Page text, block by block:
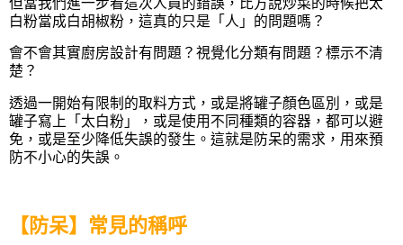
白粉當成白胡椒粉，這真的只是「人」的問題嗎？
會不會其實廚房設計有問題？視覺化分類有問題？標示不清
楚？
透過一開始有限制的取料方式，或是將罐子顏色區別，或是
罐子寫上「太白粉」，或是使用不同種類的容器，都可以避
免，或是至少降低失誤的發生。這就是防呆的需求，用來預
防不小心的失誤。
【防呆】常見的稱呼